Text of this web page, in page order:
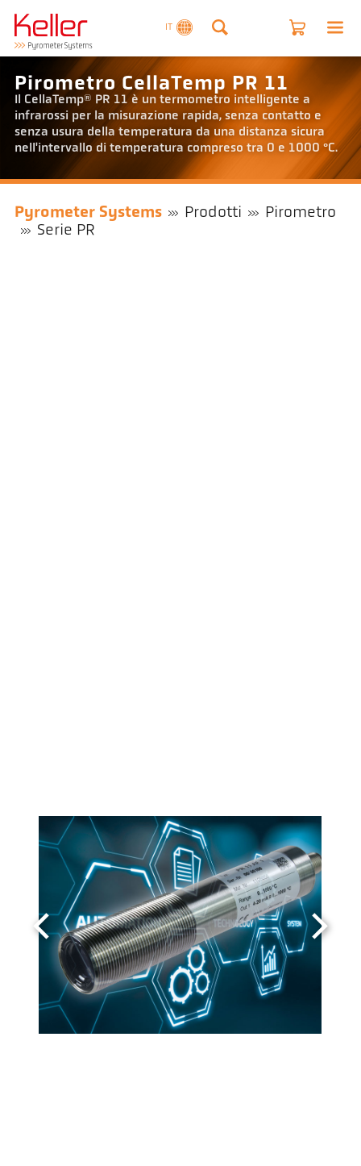
IT
Pirometro CellaTemp PR 11
Il CellaTemp® PR 11 è un termometro intelligente a
infrarossi per la misurazione rapida, senza contatto e
senza usura della temperatura da una distanza sicura
nell'intervallo di temperatura compreso tra 0 e 1000 °C.
Pyrometer Systems Prodotti
Pirometro
Serie PR